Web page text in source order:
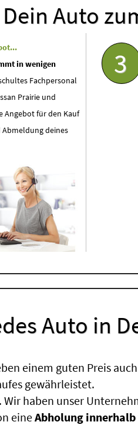
Auto
in wenigen
Fachpersonal
Prairie und
Angebot für den Kauf
deines
3
Auto in
einem guten Preis
gewährleistet.
haben unser
eineAbholung innerhalb